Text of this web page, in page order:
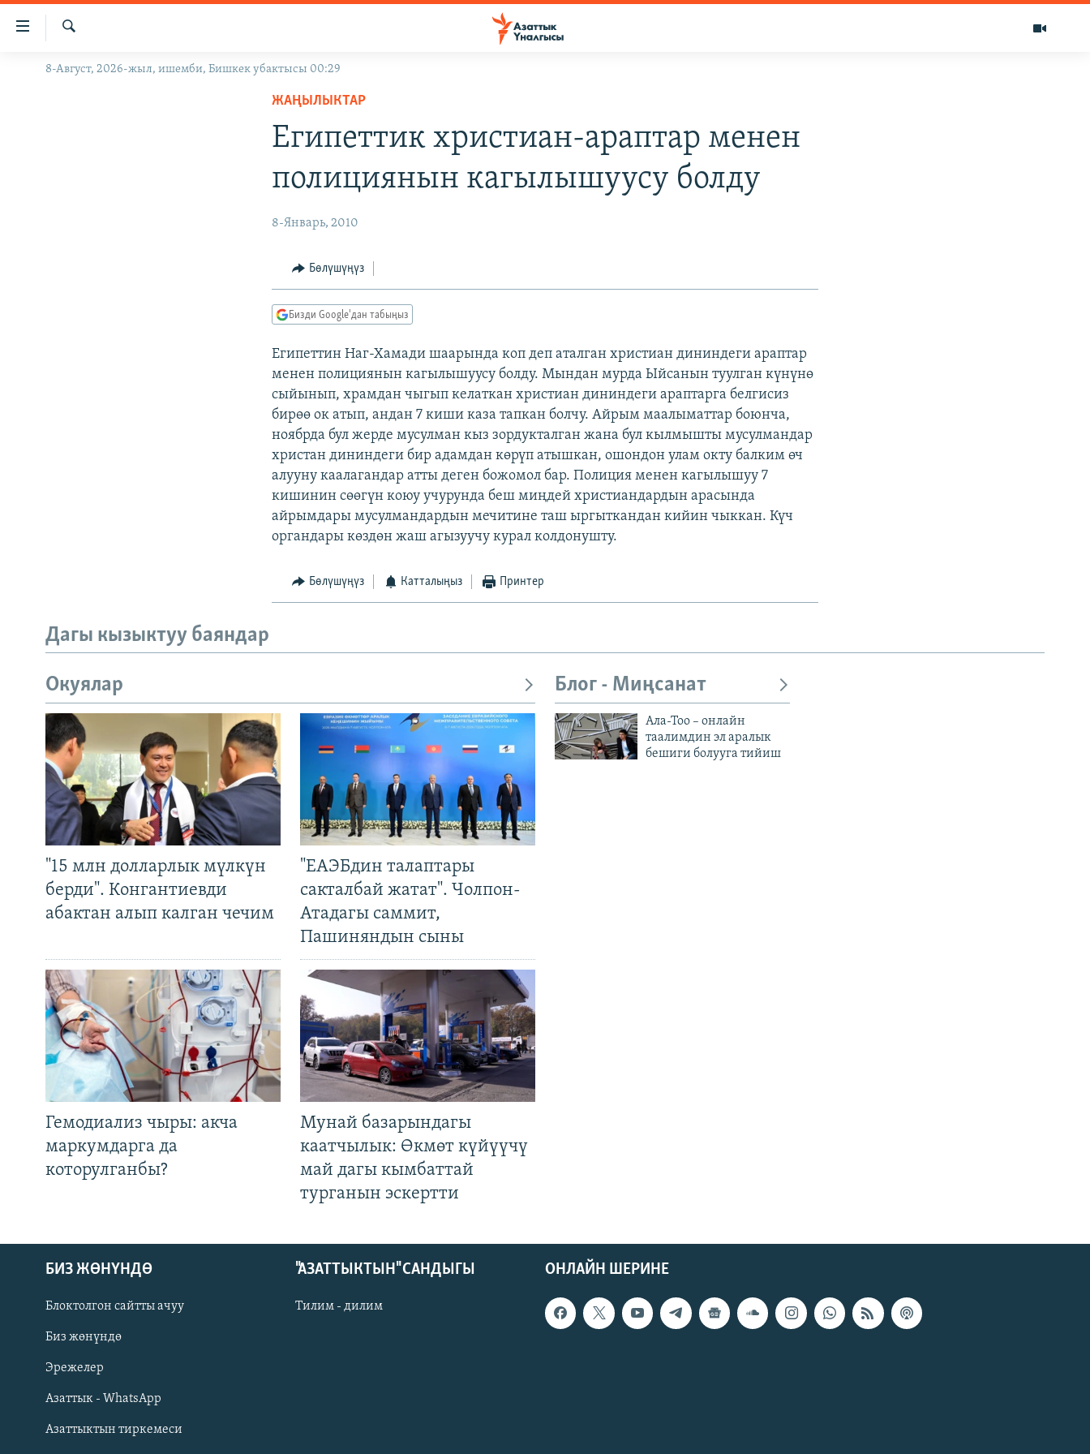
Линктер
Мазмунга
Навигацияга
ЖАҢЫЛЫКТАР
Русский
ОНЛАЙН ШЕРИНЕ
Издөө
8-Август, 2026-жыл, ишемби, Бишкек убактысы 00:29
ЖАҢЫЛЫКТАР
Египеттик христиан-араптар менен
полициянын кагылышуусу болду
8-Январь, 2010
Бөлүшүңүз
Бизди Google'дан табыңыз
Египеттин Наг-Хамади шаарында коп деп аталган христиан дининдеги араптар
менен полициянын кагылышуусу болду. Мындан мурда Ыйсанын туулган күнүнө
сыйынып, храмдан чыгып келаткан христиан дининдеги араптарга белгисиз
бирөө ок атып, андан 7 киши каза тапкан болчу. Айрым маалыматтар боюнча,
ноябрда бул жерде мусулман кыз зордукталган жана бул кылмышты мусулмандар
христан дининдеги бир адамдан көрүп атышкан, ошондон улам окту балким өч
алууну каалагандар атты деген божомол бар. Полиция менен кагылышуу 7
кишинин сөөгүн коюу учурунда беш миңдей христиандардын арасында
айрымдары мусулмандардын мечитине таш ыргыткандан кийин чыккан. Күч
органдары көздөн жаш агызуучу курал колдонушту.
Бөлүшүңүз Катталыңыз Принтер
Дагы кызыктуу баяндар
Окуялар
"15 млн долларлык мүлкүн
берди". Конгантиевди
абактан алып калган чечим
"ЕАЭБдин талаптары
сакталбай жатат". Чолпон-
Атадагы саммит,
Пашиняндын сыны
Гемодиализ чыры: акча
маркумдарга да
которулганбы?
Мунай базарындагы
каатчылык: Өкмөт күйүүчү
май дагы кымбаттай
турганын эскертти
Блог - Миңсанат
Ала-Тоо – онлайн
таалимдин эл аралык
бешиги болууга тийиш
ОНЛАЙН ШЕРИНЕ
БИЗ ЖӨНҮНДӨ
Блоктолгон сайтты ачуу
Биз жөнүндө
Эрежелер
Азаттык - WhatsApp
Азаттыктын тиркемеси
"АЗАТТЫКТЫН" САНДЫГЫ
Тилим - дилим